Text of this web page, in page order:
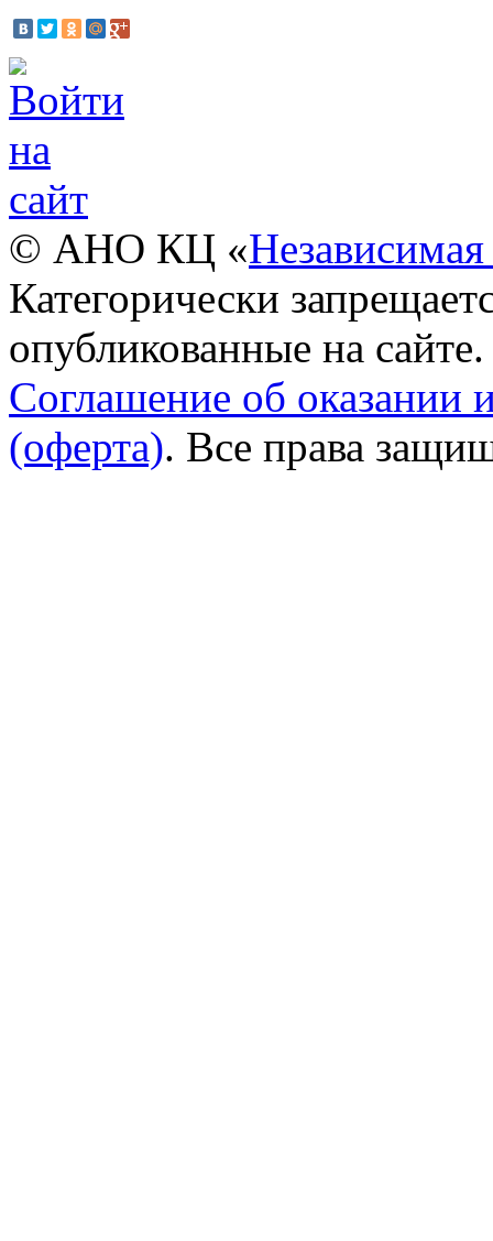
© АНО КЦ «Независимая
Категорически
опубликованные на сайте.
Соглашение об оказании
(оферта). Все права